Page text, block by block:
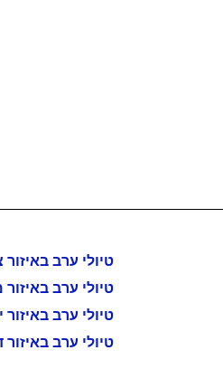
טיולי ערב באיזור
טיולי ערב באיזור
טיולי ערב באיזור
טיולי ערב באיזור